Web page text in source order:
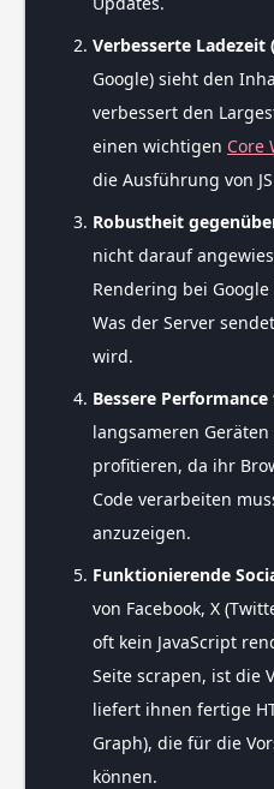
Verbesserte Ladezeit
Google) sieht den
verbessert den
einen wichtigen Core
die Ausführung von
Robustheit
nicht darauf
Rendering bei
Was der Server
wird.
Bessere
langsameren
profitieren, da ihr
Code verarbeiten
anzuzeigen.
Funktionierende
von Facebook, X
oft kein JavaScript
Seite scrapen, ist die
liefert ihnen fertige
Graph), die für die
können.